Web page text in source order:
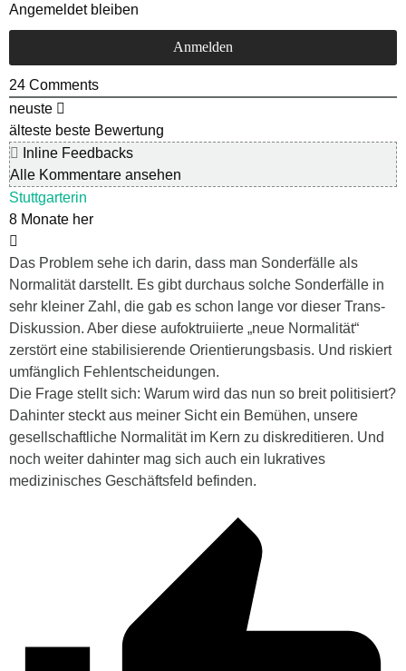
Angemeldet bleiben
24 Comments
neuste
älteste beste Bewertung
Inline Feedbacks
Alle Kommentare ansehen
Stuttgarterin
8 Monate her
Das Problem sehe ich darin, dass man Sonderfälle als
Normalität darstellt. Es gibt durchaus solche Sonderfälle in
sehr kleiner Zahl, die gab es schon lange vor dieser Trans-
Diskussion. Aber diese aufoktruiierte „neue Normalität“
zerstört eine stabilisierende Orientierungsbasis. Und riskiert
umfänglich Fehlentscheidungen.
Die Frage stellt sich: Warum wird das nun so breit politisiert?
Dahinter steckt aus meiner Sicht ein Bemühen, unsere
gesellschaftliche Normalität im Kern zu diskreditieren. Und
noch weiter dahinter mag sich auch ein lukratives
medizinisches Geschäftsfeld befinden.